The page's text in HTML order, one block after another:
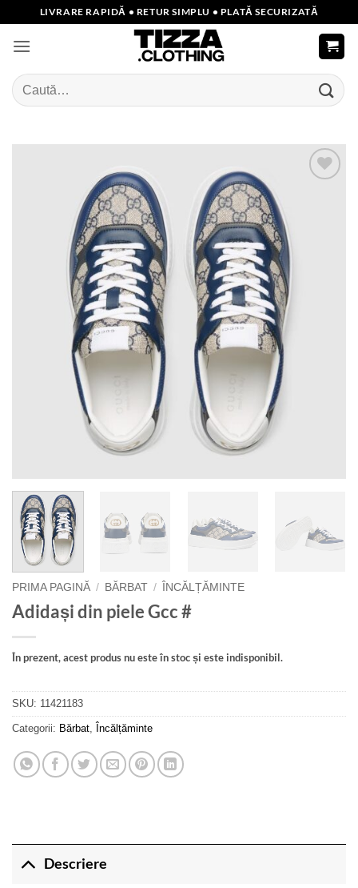
content
LIVRARE RAPIDĂ • RETUR SIMPLU • PLATĂ SECURIZATĂ
Caută
după:
PRIMA PAGINĂ / BĂRBAT / ÎNCĂLȚĂMINTE
Adidași din piele Gcc #
În prezent, acest produs nu este în stoc și este indisponibil.
SKU: 11421183
Categorii: Bărbat Încălțăminte
Descriere